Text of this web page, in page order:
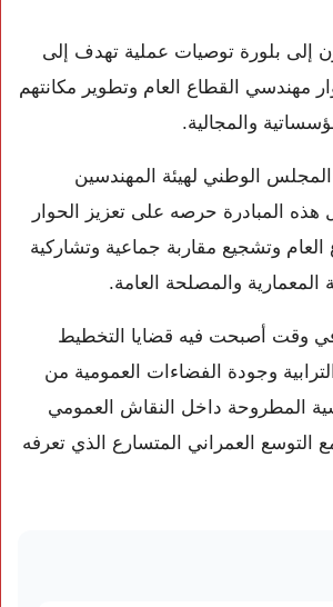
إلى بلورة توصيات عملية تهدف إلى
مهندسي القطاع العام وتطوير مكانتهم
والمجالية.
الوطني لهيئة المهندسين
هذه المبادرة حرصه على تعزيز الحوار
وتشجيع مقاربة جماعية وتشاركية
المعمارية والمصلحة العامة.
في وقت أصبحت فيه قضايا التخطيط
وجودة الفضاءات العمومية من
المطروحة داخل النقاش العمومي
العمراني المتسارع الذي تعرفه